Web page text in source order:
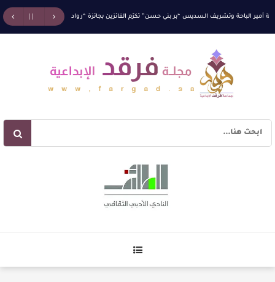
الباحة وتشريف السديس “بر بني حسن” تكرّم الفائزين بجائزة “رواد العمل التطوعي 4”
وشاح سردية الأدب وسر رمزية النصوص